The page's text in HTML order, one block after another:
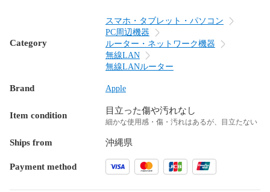
Category
スマホ・タブレット・パソコン
PC周辺機器
ルーター・ネットワーク機器
無線LAN
無線LANルーター
Brand Apple
Item condition 目立った傷や汚れなし
細かな使用感・傷・汚れはあるが、目立たない
Ships from 沖縄県
Payment method